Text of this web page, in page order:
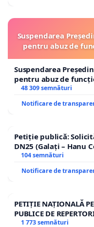
Suspendarea
pentru abuz de
Suspendarea
pentru abuz de
48 309 semnături
Notificare de
Petiție publică:
DN25 (Galați – Hanu
traseului în afara
104 semnături
Notificare de
PETIȚIE NAȚIONALĂ
PUBLICE DE
1 773 semnături